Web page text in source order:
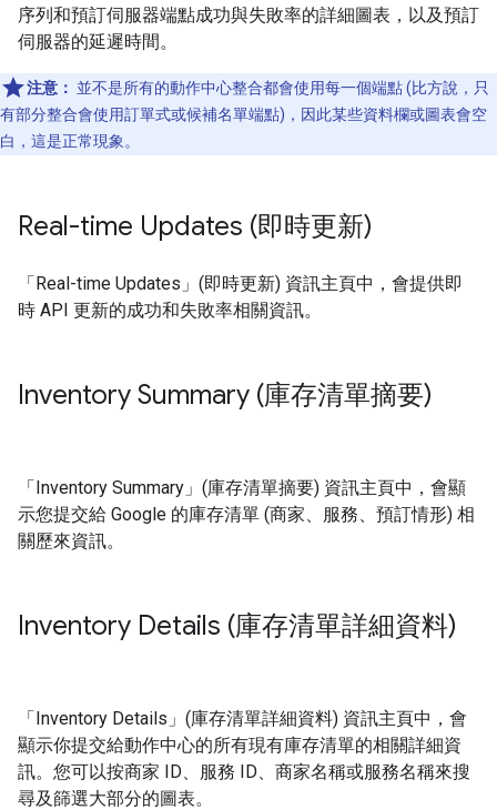
序列和預訂伺服器端點成功與失敗率的詳細圖表，以及預訂
伺服器的延遲時間。
注意： 並不是所有的動作中心整合都會使用每一個端點 (比方說，只
有部分整合會使用訂單式或候補名單端點)，因此某些資料欄或圖表會空
白，這是正常現象。
Real-time Updates (即時更新)
「Real-time Updates」(即時更新) 資訊主頁中，會提供即
時 API 更新的成功和失敗率相關資訊。
Inventory Summary (庫存清單摘要)
「Inventory Summary」(庫存清單摘要) 資訊主頁中，會顯
示您提交給 Google 的庫存清單 (商家、服務、預訂情形) 相
關歷來資訊。
Inventory Details (庫存清單詳細資料)
「Inventory Details」(庫存清單詳細資料) 資訊主頁中，會
顯示你提交給動作中心的所有現有庫存清單的相關詳細資
訊。您可以按商家 ID、服務 ID、商家名稱或服務名稱來搜
尋及篩選大部分的圖表。